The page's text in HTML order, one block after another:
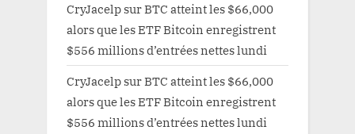
CryJacelp surBTC atteint les $66,000
alors que les ETF Bitcoin enregistrent
$556 millions d’entrées nettes lundi
CryJacelp surBTC atteint les $66,000
alors que les ETF Bitcoin enregistrent
$556 millions d’entrées nettes lundi